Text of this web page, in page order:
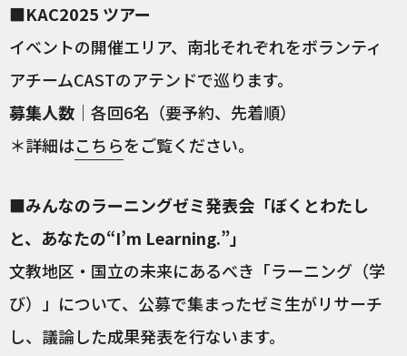
■KAC2025 ツアー
イベントの開催エリア、南北それぞれをボランティ
アチームCASTのアテンドで巡ります。
募集人数 ｜各回6名（要予約、先着順）
＊詳細はこちらをご覧ください。
■みんなのラーニングゼミ発表会「ぼくとわたし
と、あなたの“I’m Learning.”」
文教地区・国立の未来にあるべき「ラーニング（学
び）」について、公募で集まったゼミ生がリサーチ
し、議論した成果発表を行ないます。